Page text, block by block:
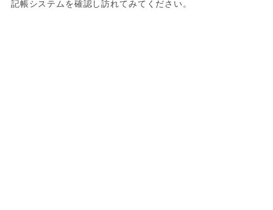
記帳システムを確認し訪れてみてください。